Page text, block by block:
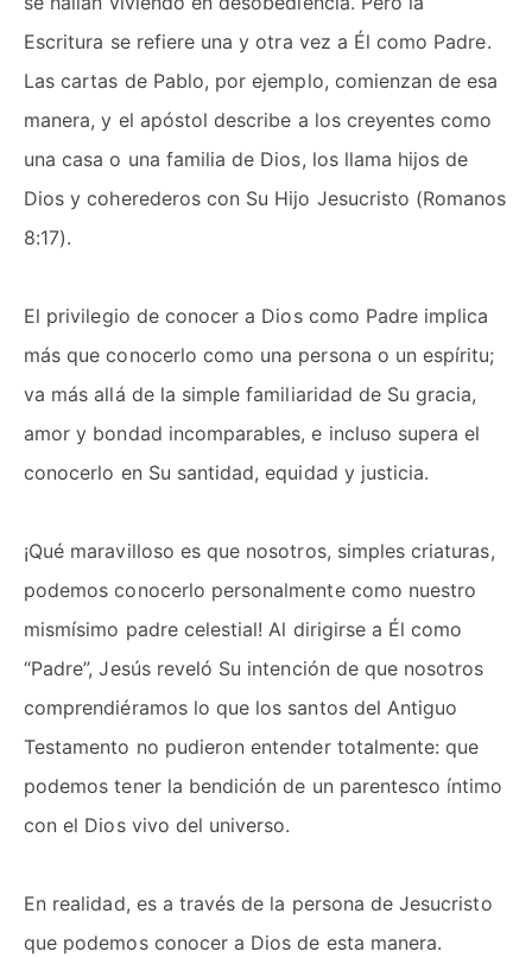
Escritura se refiere una y otra vez a Él como Padre.
Las cartas de Pablo, por ejemplo, comienzan de esa
manera, y el apóstol describe a los creyentes como
una casa o una familia de Dios, los llama hijos de
Dios y coherederos con Su Hijo Jesucristo (Romanos
8:17).
El privilegio de conocer a Dios como Padre implica
más que conocerlo como una persona o un espíritu;
va más allá de la simple familiaridad de Su gracia,
amor y bondad incomparables, e incluso supera el
conocerlo en Su santidad, equidad y justicia.
¡Qué maravilloso es que nosotros, simples criaturas,
podemos conocerlo personalmente como nuestro
mismísimo padre celestial! Al dirigirse a Él como
“Padre”, Jesús reveló Su intención de que nosotros
comprendiéramos lo que los santos del Antiguo
Testamento no pudieron entender totalmente: que
podemos tener la bendición de un parentesco íntimo
con el Dios vivo del universo.
En realidad, es a través de la persona de Jesucristo
que podemos conocer a Dios de esta manera.